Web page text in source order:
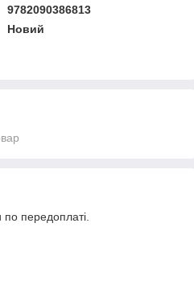
9782090386813
Новий
по передоплаті.